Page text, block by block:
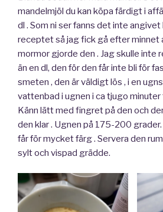
mandelmjöl du kan köpa färdigt i
dl . Som ni ser fanns det inte
receptet så jag fick gå efter minnet
mormor gjorde den . Jag skulle inte
än en dl, den för den får inte bli för
smeten , den är väldigt lös , i en
vattenbad i ugnen i ca tjugo minuter
Känn lätt med fingret på den och
den klar . Ugnen på 175-200
får för mycket färg . Servera den
sylt och vispad grädde.